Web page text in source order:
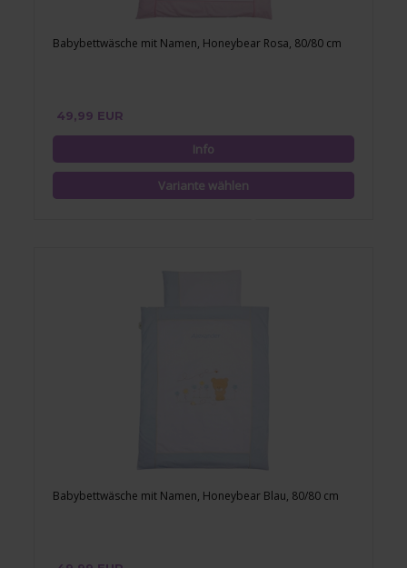
Babybettwäsche mit Namen, Honeybear Rosa, 80/80 cm
49,99 EUR
Babybettwäsche mit Namen, Honeybear Blau, 80/80 cm